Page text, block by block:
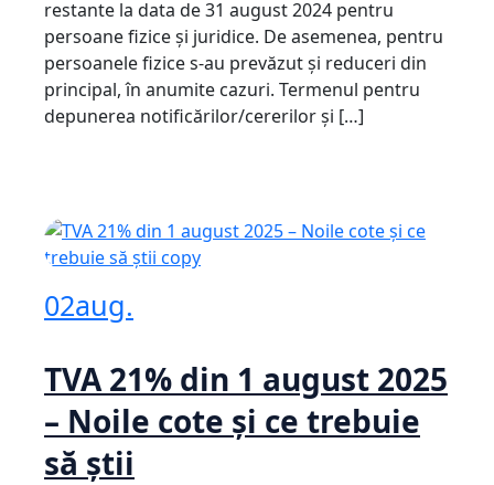
restante la data de 31 august 2024 pentru
persoane fizice şi juridice. De asemenea, pentru
persoanele fizice s-au prevăzut şi reduceri din
principal, în anumite cazuri. Termenul pentru
depunerea notificărilor/cererilor şi […]
02aug.
TVA 21% din 1 august 2025
– Noile cote și ce trebuie
să știi